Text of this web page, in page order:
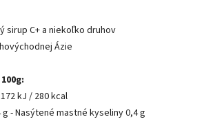
sirup C+ a niekoľko druhov
Ázie
kJ / 280 kcal
- Nasýtené mastné kyseliny 0,4 g